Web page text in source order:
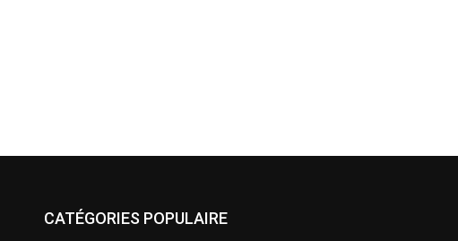
CATÉGORIES POPULAIRE